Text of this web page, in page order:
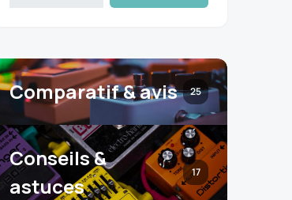
Comparatif & avis 25
Conseils &
astuces
17